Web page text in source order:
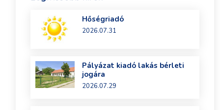
Hőségriadó
2026.07.31
Pályázat kiadó lakás bérleti
jogára
2026.07.29